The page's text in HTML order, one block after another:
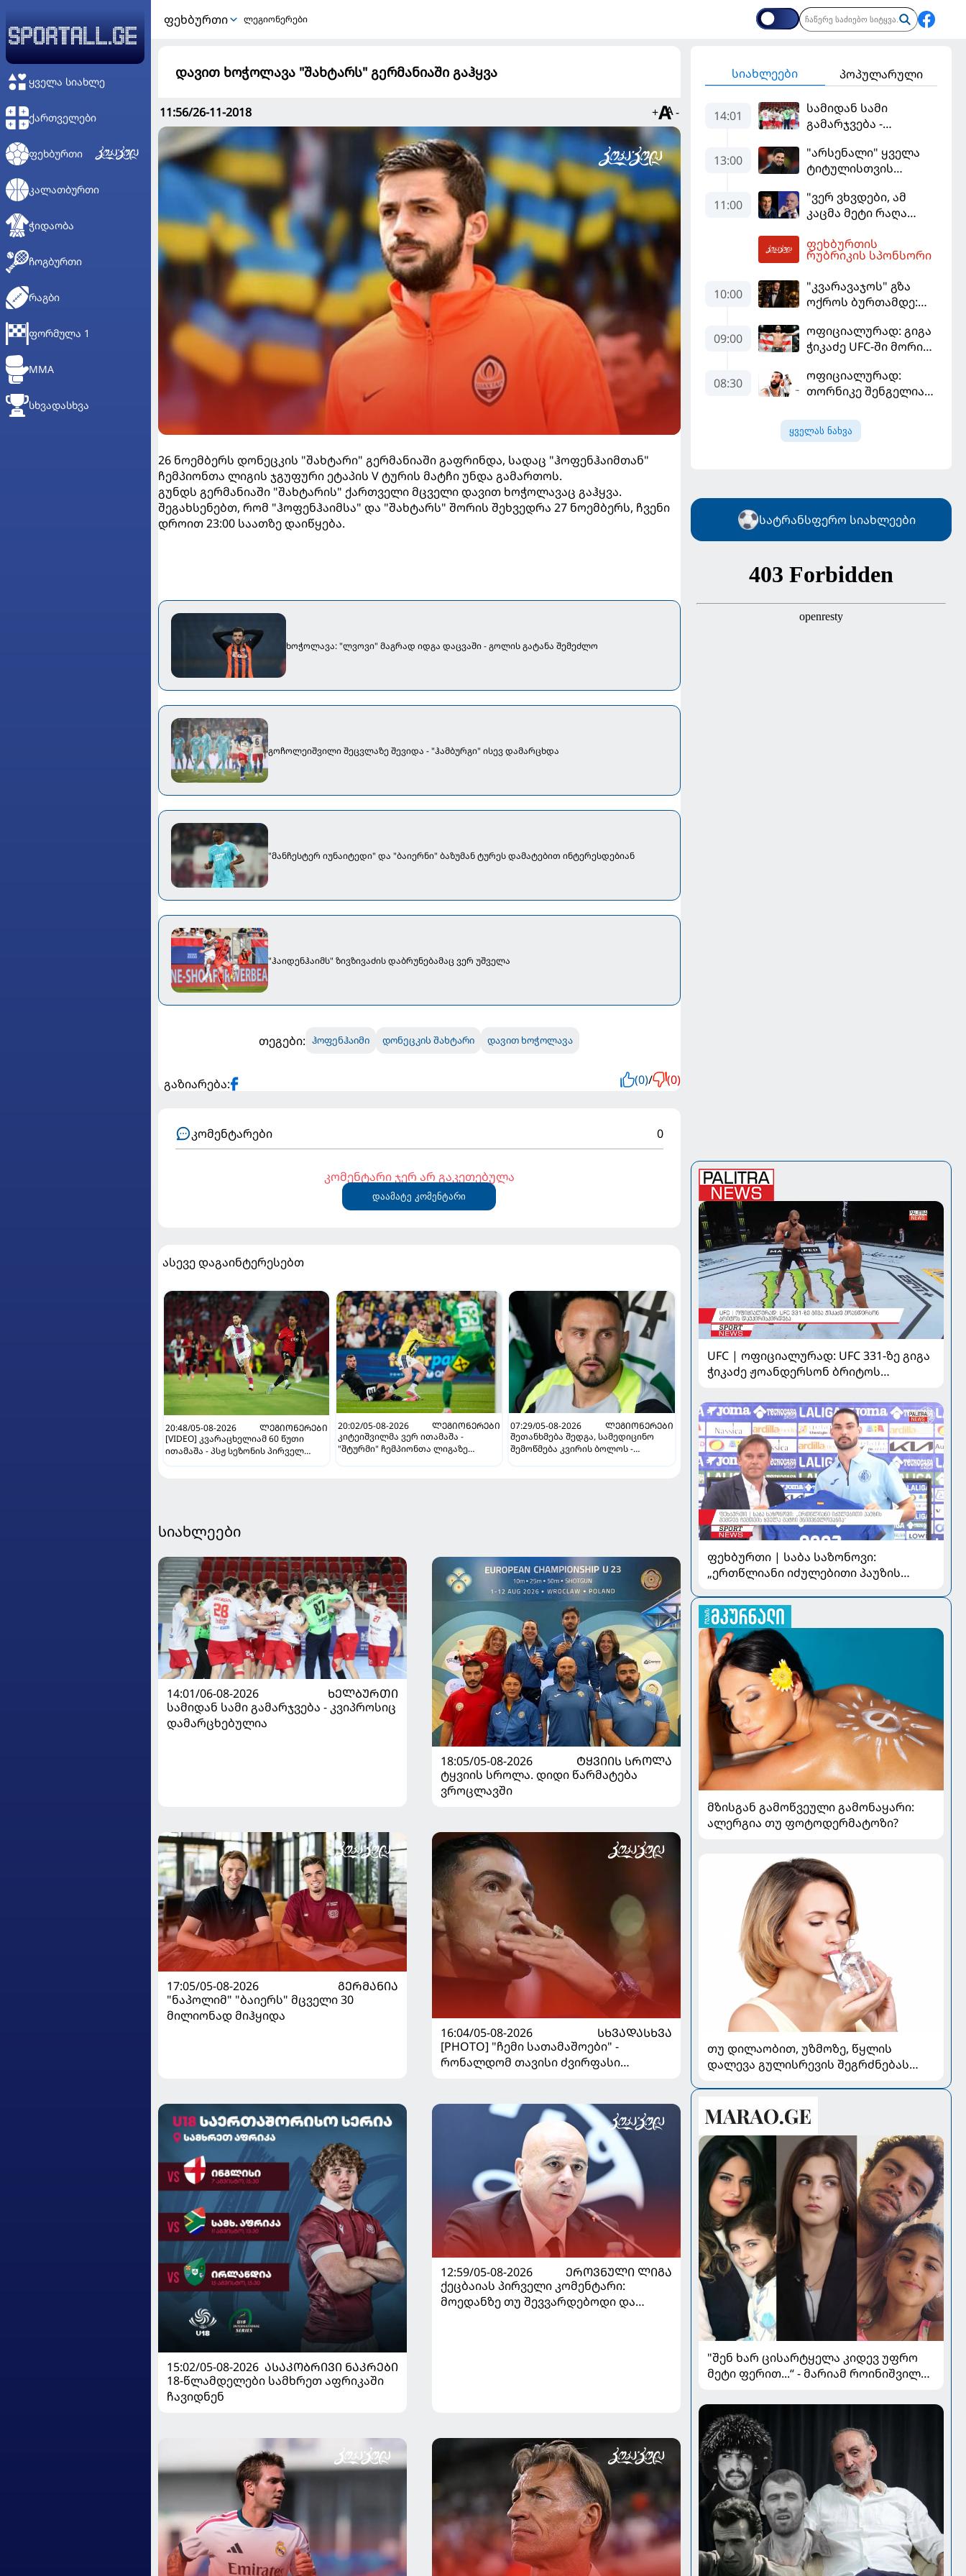
ᲧᲕᲔᲚᲐ ᲡᲘᲐᲮᲚᲔ
ᲥᲐᲠᲗᲕᲔᲚᲔᲑᲘ
ᲤᲔᲮᲑᲣᲠᲗᲘ
ᲙᲐᲚᲐᲗᲑᲣᲠᲗᲘ
ᲭᲘᲓᲐᲝᲑᲐ
ᲩᲝᲒᲑᲣᲠᲗᲘ
ᲠᲐᲒᲑᲘ
ᲤᲝᲠᲛᲣᲚᲐ 1
MMA
ᲡᲮᲕᲐᲓᲐᲡᲮᲕᲐ
ᲤᲔᲮᲑᲣᲠᲗᲘ ლეგიონერები
დავით ხოჭოლავა "შახტარს" გერმანიაში გაჰყვა
11:56/26-11-2018 + -
26 ნოემბერს დონეცკის "შახტარი" გერმანიაში გაფრინდა, სადაც "ჰოფენჰაიმთან"
ჩემპიონთა ლიგის ჯგუფური ეტაპის V ტურის მატჩი უნდა გამართოს.
გუნდს გერმანიაში "შახტარის" ქართველი მცველი დავით ხოჭოლავაც გაჰყვა.
შეგახსენებთ, რომ "ჰოფენჰაიმსა" და "შახტარს" შორის შეხვედრა 27 ნოემბერს, ჩვენი
დროით 23:00 საათზე დაიწყება.
ხოჭოლავა: "ლვოვი" მაგრად იდგა დაცვაში - გოლის გატანა შემეძლო
გოჩოლეიშვილი შეცვლაზე შევიდა - "ჰამბურგი" ისევ დამარცხდა
"მანჩესტერ იუნაიტედი" და "ბაიერნი" ბაზუმან ტურეს დამატებით ინტერესდებიან
"ჰაიდენჰაიმს" ზივზივაძის დაბრუნებამაც ვერ უშველა
თეგები: ჰოფენჰაიმი დონეცკის შახტარი დავით ხოჭოლავა
გაზიარება: (0)/ (0)
კომენტარები 0
კომენტარი ჯერ არ გაკეთებულა
დაამატე კომენტარი
ასევე დაგაინტერესებთ
20:48/05-08-2026
ᲚᲔᲒᲘᲝᲜᲔᲠᲔᲑᲘ
[VIDEO] კვარაცხელიამ 60 წუთი
ითამაშა - პსჟ სეზონის პირველ
20:02/05-08-2026
ᲚᲔᲒᲘᲝᲜᲔᲠᲔᲑᲘ
კიტეიშვილმა ვერ ითამაშა -
"შტურმი" ჩემპიონთა ლიგაზე
07:29/05-08-2026
ᲚᲔᲒᲘᲝᲜᲔᲠᲔᲑᲘ
შეთანხმება შედგა, სამედიცინო
შემოწმება კვირის ბოლოს -
სიახლეები
14:01/06-08-2026
ᲮᲔᲚᲑᲣᲠᲗᲘ
სამიდან სამი გამარჯვება - კვიპროსიც
დამარცხებულია
18:05/05-08-2026
ᲢᲧᲕᲘᲘᲡ ᲡᲠᲝᲚᲐ
ტყვიის სროლა. დიდი წარმატება
ვროცლავში
17:05/05-08-2026
ᲒᲔᲠᲛᲐᲜᲘᲐ
"ნაპოლიმ" "ბაიერს" მცველი 30
მილიონად მიჰყიდა
16:04/05-08-2026
ᲡᲮᲕᲐᲓᲐᲡᲮᲕᲐ
[PHOTO] "ჩემი სათამაშოები" -
რონალდომ თავისი ძვირფასი
15:02/05-08-2026 ᲐᲡᲐᲙᲝᲑᲠᲘᲕᲘ ᲜᲐᲙᲠᲔᲑᲘ
18-წლამდელები სამხრეთ აფრიკაში
ჩავიდნენ
12:59/05-08-2026
ᲔᲠᲝᲕᲜᲣᲚᲘ ᲚᲘᲒᲐ
ქეცბაიას პირველი კომენტარი:
მოედანზე თუ შევვარდებოდი და
სიახლეები პოპულარული
14:01
სამიდან სამი
გამარჯვება -
დამარცხებულია
13:00
"არსენალი" ყველა
ტიტულისთვის
დინასტიის შექმნა
გვსურს" - მიკელ
11:00
"ვერ ვხვდები, ამ
კაცმა მეტი რაღა
ფიგუ ინფანტინოს
გადადგომას
ფეხბურთის
რუბრიკის სპონსორი
10:00
"კვარავაჯოს" გზა
ოქროს ბურთამდე:
ქართული ზღაპარი
09:00
ოფიციალურად: გიგა
ჭიკაძე UFC-ში მორიგ
სექტემბერში
გამართავს
08:30
ოფიციალურად:
თორნიკე შენგელია
კალათბურთელია
ყველას ნახვა
სატრანსფერო სიახლეები
UFC | ოფიციალურად: UFC 331-ზე გიგა
ჭიკაძე ჟოანდერსონ ბრიტოს
ფეხბურთი | საბა საზონოვი:
„ერთწლიანი იძულებითი პაუზის
მნიშვნელოვანია“
მზისგან გამოწვეული გამონაყარი:
ალერგია თუ ფოტოდერმატოზი?
თუ დილაობით, უზმოზე, წყლის
დალევა გულისრევის შეგრძნებას
"შენ ხარ ცისარტყელა კიდევ უფრო
მეტი ფერით...“ - მარიამ როინიშვილის